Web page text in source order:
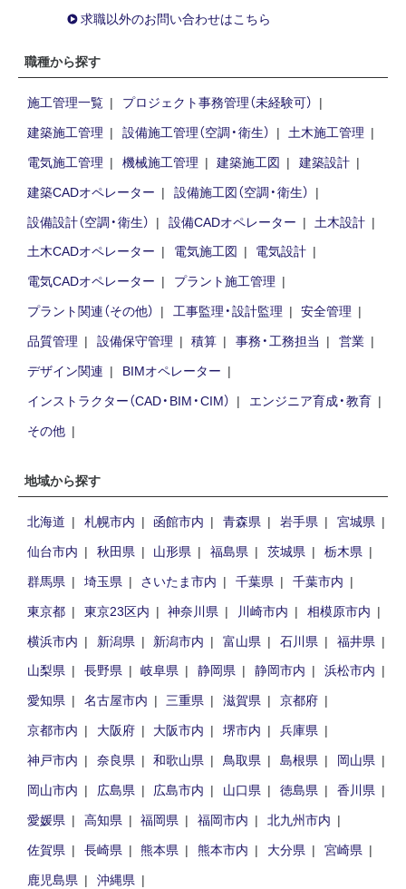
求職以外のお問い合わせはこちら
職種から探す
施工管理一覧
プロジェクト事務管理（未経験可）
建築施工管理
設備施工管理（空調・衛生）
土木施工管理
電気施工管理
機械施工管理 建築施工図
建築設計
建築CADオペレーター
設備施工図（空調・衛生）
設備設計（空調・衛生）
設備CADオペレーター
土木設計
土木CADオペレーター
電気施工図
電気設計
電気CADオペレーター
プラント施工管理
プラント関連（その他）
工事監理・設計監理
安全管理
品質管理
設備保守管理 積算 事務・工務担当
営業
デザイン関連
BIMオペレーター
インストラクター（CAD・BIM・CIM）
エンジニア育成・教育
その他
地域から探す
北海道 札幌市内 函館市内 青森県 岩手県
宮城県
仙台市内
秋田県 山形県 福島県 茨城県
栃木県
群馬県
埼玉県 さいたま市内 千葉県
千葉市内
東京都
東京23区内 神奈川県 川崎市内
相模原市内
横浜市内
新潟県 新潟市内 富山県 石川県
福井県
山梨県
長野県 岐阜県 静岡県 静岡市内
浜松市内
愛知県
名古屋市内 三重県 滋賀県
京都府
京都市内
大阪府 大阪市内 堺市内
兵庫県
神戸市内
奈良県 和歌山県 鳥取県 島根県
岡山県
岡山市内
広島県 広島市内 山口県 徳島県
香川県
愛媛県
高知県 福岡県 福岡市内
北九州市内
佐賀県
長崎県 熊本県 熊本市内 大分県
宮崎県
鹿児島県
沖縄県